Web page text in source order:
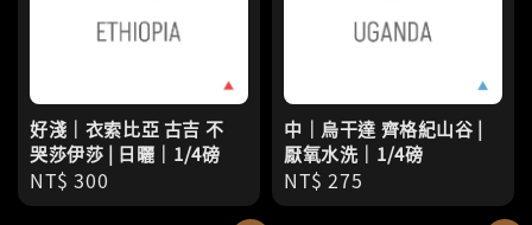
好淺｜衣索比亞 古吉 不
哭莎伊莎 | 日曬｜1/4磅
Regular
price
NT$ 300
中｜烏干達 齊格紀山谷 |
厭氧水洗｜1/4磅
Regular
price
NT$ 275